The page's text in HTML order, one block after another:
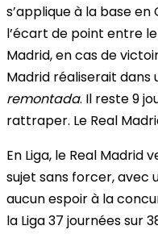
s’applique à la base en
l’écart de point entre
Madrid, en cas de
Madrid réaliserait dans
remontada. Il reste 9
rattraper. Le Real
En Liga, le Real Madrid
sujet sans forcer, avec
aucun espoir à la
la Liga 37 journées sur